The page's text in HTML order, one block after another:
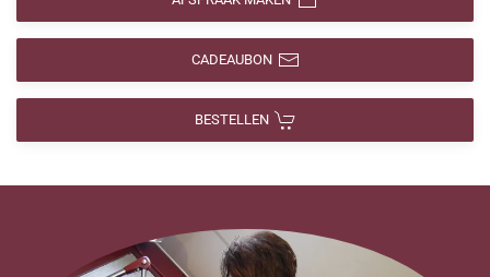
CADEAUBON
BESTELLEN